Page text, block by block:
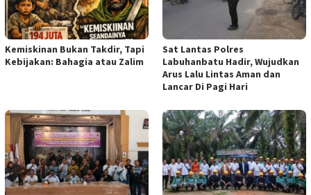
Kemiskinan Bukan Takdir, Tapi
Kebijakan: Bahagia atau Zalim
Sat Lantas Polres
Labuhanbatu Hadir, Wujudkan
Arus Lalu Lintas Aman dan
Lancar Di Pagi Hari